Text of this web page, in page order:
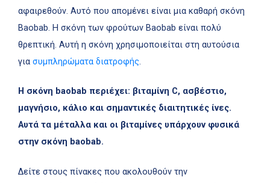
αφαιρεθούν. Αυτό που απομένει είναι μια καθαρή σκόνη
Βaobab. Η σκόνη των φρούτων Βaobab είναι πολύ
θρεπτική. Αυτή η σκόνη χρησιμοποιείται στη αυτούσια
για συμπληρώματα διατροφής.
Η σκόνη baobab περιέχει: βιταμίνη C, ασβέστιο,
μαγνήσιο, κάλιο και σημαντικές διαιτητικές ίνες.
Αυτά τα μέταλλα και οι βιταμίνες υπάρχουν φυσικά
στην σκόνη baobab.
Δείτε στους πίνακες που ακολουθούν την